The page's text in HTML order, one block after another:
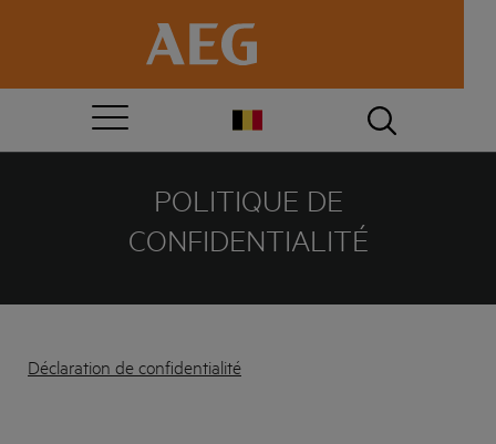
POLITIQUE DE
CONFIDENTIALITÉ
Déclaration de confidentialité